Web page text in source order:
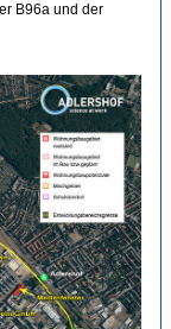
B96a und der